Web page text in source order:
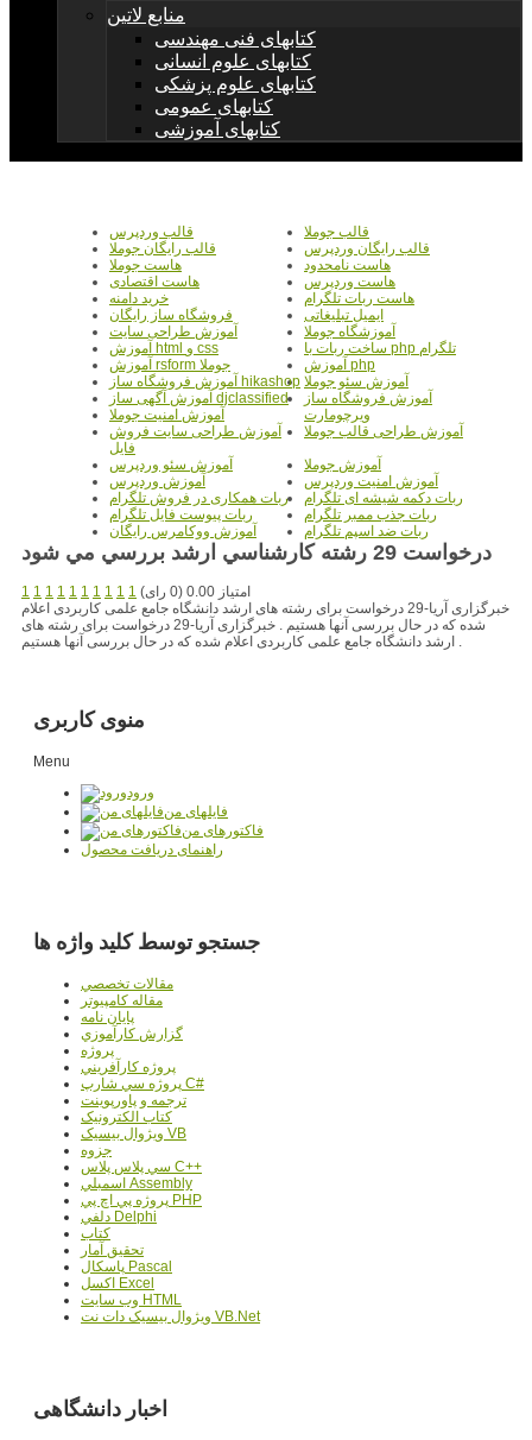
منابع لاتین
کتابهای فنی مهندسی
کتابهای علوم انسانی
کتابهای علوم پزشکی
کتابهای عمومی
کتابهای آموزشی
قالب جوملا
قالب وردپرس
قالب رایگان وردپرس
قالب رایگان جوملا
هاست نامحدود
هاست جوملا
هاست وردپرس
هاست اقتصادی
هاست ربات تلگرام
خرید دامنه
ایمیل تبلیغاتی
فروشگاه ساز رایگان
آموزشگاه جوملا
آموزش طراحی سایت
ساخت ربات با php تلگرام
آموزش html و css
آموزش php
آموزش rsform جوملا
آموزش سئو جوملا آموزش فروشگاه ساز hikashop
آموزش فروشگاه ساز
ویرچومارت
آموزش آگهی ساز djclassified
آموزش امنیت جوملا
آموزش طراحی قالب جوملا
آموزش طراحی سایت فروش
فایل
آموزش جوملا
آموزش سئو وردپرس
آموزش امنیت وردپرس
آموزش وردپرس
ربات دکمه شیشه ای تلگرام
ربات همکاری در فروش تلگرام
ربات جذب ممبر تلگرام
ربات پیوست فایل تلگرام
ربات ضد اسپم تلگرام
آموزش ووکامرس رایگان
درخواست 29 رشته کارشناسي ارشد بررسي مي شود
1 1 1 1 1 1 1 1 1 1
امتیاز 0.00 (0 رای)
خبرگزاری آریا-29 درخواست برای رشته های ارشد دانشگاه جامع علمی کاربردی اعلام
شده که در حال بررسی آنها هستیم . خبرگزاری آریا-29 درخواست برای رشته های
ارشد دانشگاه جامع علمی کاربردی اعلام شده که در حال بررسی آنها هستیم .
منوی کاربری
Menu
ورود
فایلهای من
فاکتورهای من
راهنمای دریافت محصول
جستجو توسط کلید واژه ها
مقالات تخصصي
مقاله کامپیوتر
پایان نامه
گزارش کارآموزي
پروژه
پروژه کارآفريني
پروژه سي شارپ C#
ترجمه و پاورپوينت
کتاب الکترونيک
ويژوال بيسيک VB
جزوه
سي پلاس پلاس C++
اسمبلي Assembly
پروژه پي اچ پي PHP
دلفي Delphi
کتاب
تحقيق آمار
پاسکال Pascal
اکسل Excel
وب سايت HTML
ويژوال بيسيک دات نت VB.Net
اخبار دانشگاهی